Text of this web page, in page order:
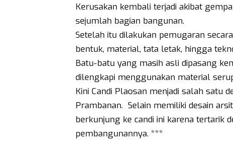
Kerusakan kembali terjadi akibat
sejumlah bagian bangunan.
Setelah itu dilakukan pemugaran
bentuk, material, tata letak, hingga
Batu-batu yang masih asli dipasang
dilengkapi menggunakan material
Kini Candi Plaosan menjadi salah satu
Prambanan. Selain memiliki desain
berkunjung ke candi ini karena tertarik
pembangunannya. ***